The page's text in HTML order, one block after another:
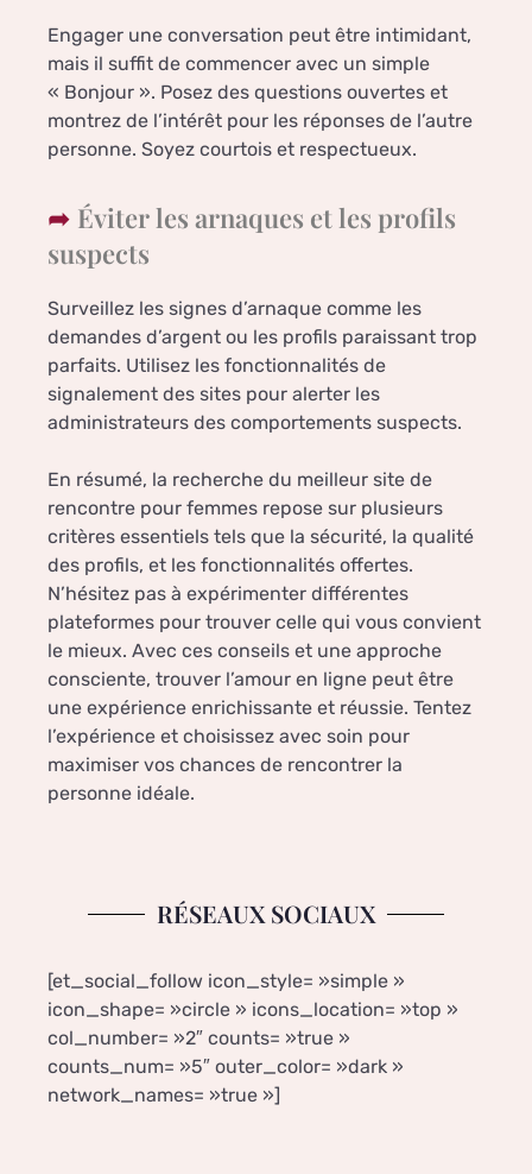
Engager une conversation peut être intimidant,
mais il suffit de commencer avec un simple
« Bonjour ». Posez des questions ouvertes et
montrez de l’intérêt pour les réponses de l’autre
personne. Soyez courtois et respectueux.
Éviter les arnaques et les profils
suspects
Surveillez les signes d’arnaque comme les
demandes d’argent ou les profils paraissant trop
parfaits. Utilisez les fonctionnalités de
signalement des sites pour alerter les
administrateurs des comportements suspects.
En résumé, la recherche du meilleur site de
rencontre pour femmes repose sur plusieurs
critères essentiels tels que la sécurité, la qualité
des profils, et les fonctionnalités offertes.
N’hésitez pas à expérimenter différentes
plateformes pour trouver celle qui vous convient
le mieux. Avec ces conseils et une approche
consciente, trouver l’amour en ligne peut être
une expérience enrichissante et réussie. Tentez
l’expérience et choisissez avec soin pour
maximiser vos chances de rencontrer la
personne idéale.
RÉSEAUX SOCIAUX
[et_social_follow icon_style= »simple »
icon_shape= »circle » icons_location= »top »
col_number= »2″ counts= »true »
counts_num= »5″ outer_color= »dark »
network_names= »true »]